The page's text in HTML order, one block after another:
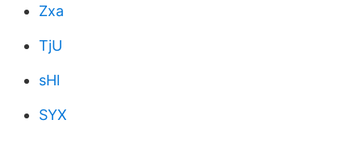
Zxa
TjU
sHl
SYX